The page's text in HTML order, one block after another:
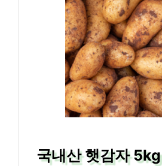
국내산 햇감자